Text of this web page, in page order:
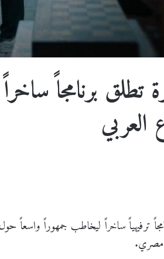
تطلق برنامجاً
العربي
ترفيهياً ساخراً ليخاطب جمهوراً واسعاً